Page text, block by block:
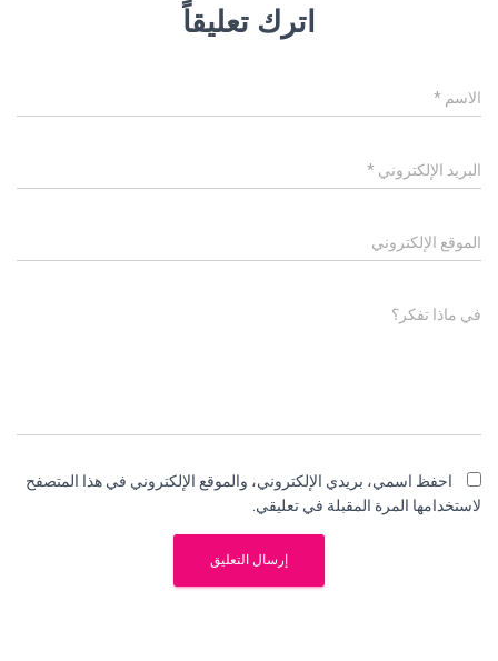
اترك تعليقاً
الاسم *
البريد الإلكتروني *
الموقع الإلكتروني
في ماذا تفكر؟
احفظ اسمي، بريدي الإلكتروني، والموقع الإلكتروني في هذا المتصفح
لاستخدامها المرة المقبلة في تعليقي.